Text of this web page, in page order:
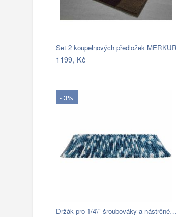
Set 2 koupelnových předložek MERKUR
1199,-Kč
- 3%
Držák pro 1/4\" šroubováky a nástrčné…